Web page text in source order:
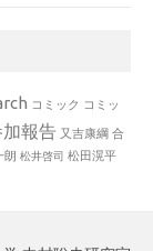
コミック コミッ
報告 又吉康綱 合
朗 松井啓司 松田滉平